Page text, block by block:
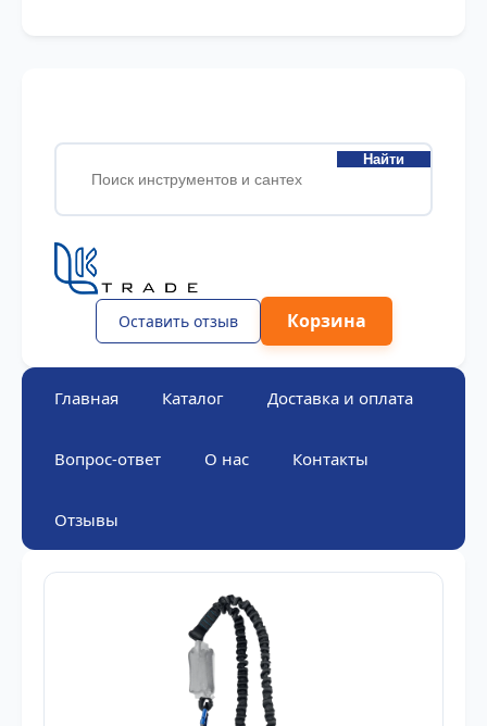
Найти
Оставить отзыв Корзина
Главная Каталог Доставка и оплата
Вопрос-ответ О нас Контакты
Отзывы